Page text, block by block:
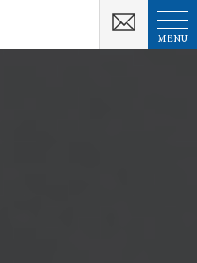
MENU